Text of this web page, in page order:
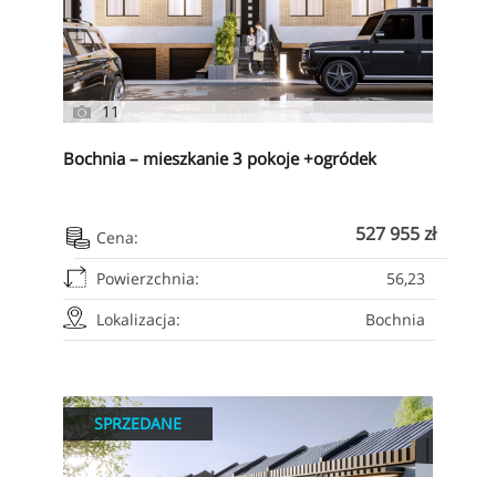
11
Bochnia – mieszkanie 3 pokoje +ogródek
Cena: 527 955 zł
Powierzchnia:
56,23
Lokalizacja:
Bochnia
SPRZEDANE